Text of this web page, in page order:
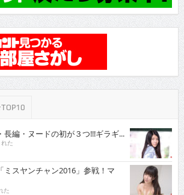
編・ヌードの初が３つ!!!ギラギ...
た
スヤンチャン2016」参戦！マ
た